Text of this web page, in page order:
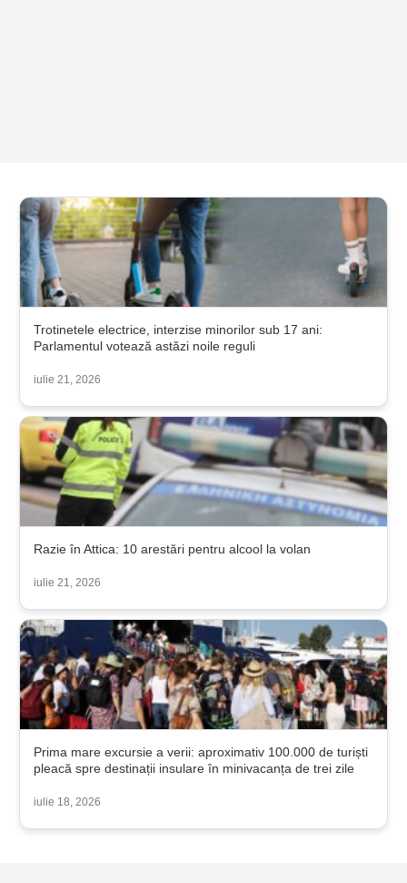
Trotinetele electrice, interzise minorilor sub 17 ani:
Parlamentul votează astăzi noile reguli
iulie 21, 2026
Razie în Attica: 10 arestări pentru alcool la volan
iulie 21, 2026
Prima mare excursie a verii: aproximativ 100.000 de turiști
pleacă spre destinații insulare în minivacanța de trei zile
iulie 18, 2026